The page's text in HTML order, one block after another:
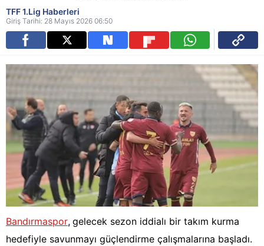
TFF 1.Lig Haberleri
Giriş Tarihi: 28 Mayıs 2026 06:50
Bandırmaspor, gelecek sezon iddialı bir takım kurma
hedefiyle savunmayı güçlendirme çalışmalarına başladı.